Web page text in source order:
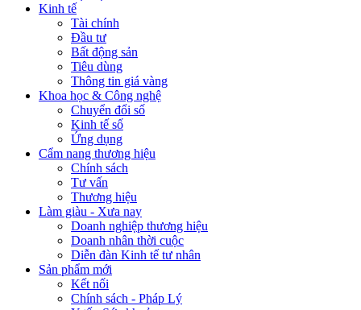
Kinh tế
Tài chính
Đầu tư
Bất động sản
Tiêu dùng
Thông tin giá vàng
Khoa học & Công nghệ
Chuyển đổi số
Kinh tế số
Ứng dụng
Cẩm nang thương hiệu
Chính sách
Tư vấn
Thương hiệu
Làm giàu - Xưa nay
Doanh nghiệp thương hiệu
Doanh nhân thời cuộc
Diễn đàn Kinh tế tư nhân
Sản phẩm mới
Kết nối
Chính sách - Pháp Lý